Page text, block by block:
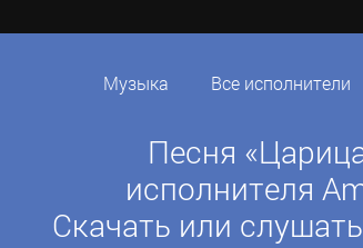
Музыка Все исполнители
Песня
исполнителя
Скачать или